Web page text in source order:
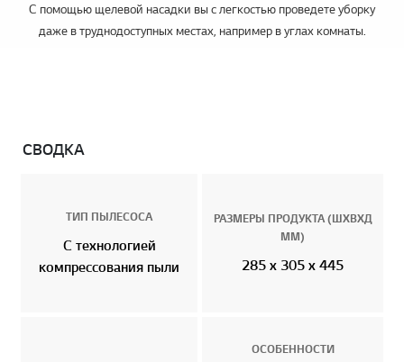
С помощью щелевой насадки вы с легкостью проведете уборку
даже в труднодоступных местах, например в углах комнаты.
СВОДКА
ТИП ПЫЛЕСОСА
С технологией
компрессования пыли
РАЗМЕРЫ ПРОДУКТА (ШXВXД
ММ)
285 x 305 x 445
ОСОБЕННОСТИ